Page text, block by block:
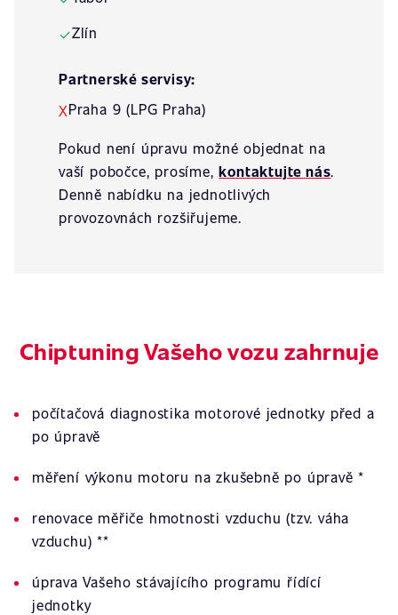
✓Zlín
Partnerské servisy:
XPraha 9 (LPG Praha)
Pokud není úpravu možné objednat na
vaší pobočce, prosíme,kontaktujte nás.
Denně nabídku na jednotlivých
provozovnách rozšiřujeme.
Chiptuning Vašeho vozu zahrnuje
počítačová diagnostika motorové jednotky před a
po úpravě
měření výkonu motoru na zkušebně po úpravě *
renovace měřiče hmotnosti vzduchu (tzv. váha
vzduchu) **
úprava Vašeho stávajícího programu řídící
jednotky